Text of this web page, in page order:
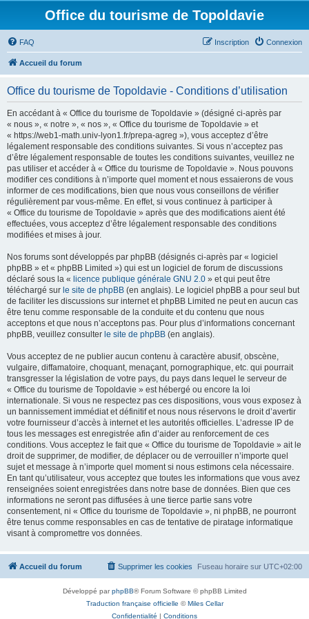
Office du tourisme de Topoldavie
FAQ Connexion
Inscription
Accueil du forum
Office du tourisme de Topoldavie - Conditions d’utilisation
En accédant à « Office du tourisme de Topoldavie » (désigné ci-après par
« nous », « notre », « nos », « Office du tourisme de Topoldavie » et
« https://web1-math.univ-lyon1.fr/prepa-agreg »), vous acceptez d’être
légalement responsable des conditions suivantes. Si vous n’acceptez pas
d’être légalement responsable de toutes les conditions suivantes, veuillez ne
pas utiliser et accéder à « Office du tourisme de Topoldavie ». Nous pouvons
modifier ces conditions à n’importe quel moment et nous essaierons de vous
informer de ces modifications, bien que nous vous conseillons de vérifier
régulièrement par vous-même. En effet, si vous continuez à participer à
« Office du tourisme de Topoldavie » après que des modifications aient été
effectuées, vous acceptez d’être légalement responsable des conditions
modifiées et mises à jour.
Nos forums sont développés par phpBB (désignés ci-après par « logiciel
phpBB » et « phpBB Limited ») qui est un logiciel de forum de discussions
déclaré sous la « licence publique générale GNU 2.0 » et qui peut être
téléchargé sur le site de phpBB (en anglais). Le logiciel phpBB a pour seul but
de faciliter les discussions sur internet et phpBB Limited ne peut en aucun cas
être tenu comme responsable de la conduite et du contenu que nous
acceptons et que nous n’acceptons pas. Pour plus d’informations concernant
phpBB, veuillez consulter le site de phpBB (en anglais).
Vous acceptez de ne publier aucun contenu à caractère abusif, obscène,
vulgaire, diffamatoire, choquant, menaçant, pornographique, etc. qui pourrait
transgresser la législation de votre pays, du pays dans lequel le serveur de
« Office du tourisme de Topoldavie » est hébergé ou encore la loi
internationale. Si vous ne respectez pas ces dispositions, vous vous exposez à
un bannissement immédiat et définitif et nous nous réservons le droit d’avertir
votre fournisseur d’accès à internet et les autorités officielles. L’adresse IP de
tous les messages est enregistrée afin d’aider au renforcement de ces
conditions. Vous acceptez le fait que « Office du tourisme de Topoldavie » ait le
droit de supprimer, de modifier, de déplacer ou de verrouiller n’importe quel
sujet et message à n’importe quel moment si nous estimons cela nécessaire.
En tant qu’utilisateur, vous acceptez que toutes les informations que vous avez
renseignées soient enregistrées dans notre base de données. Bien que ces
informations ne seront pas diffusées à une tierce partie sans votre
consentement, ni « Office du tourisme de Topoldavie », ni phpBB, ne pourront
être tenus comme responsables en cas de tentative de piratage informatique
visant à compromettre vos données.
Accueil du forum Fuseau horaire sur UTC+02:00
Supprimer les cookies
Développé parphpBB® Forum Software © phpBB Limited
Traduction française officielle ©Miles Cellar
Confidentialité | Conditions